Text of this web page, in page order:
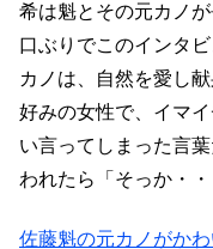
希は魁とその元カノ
口ぶりでこのインタ
カノは、自然を愛し
好みの女性で、イマ
い言ってしまった言
われたら「そっか・
佐藤魁の元カノがか